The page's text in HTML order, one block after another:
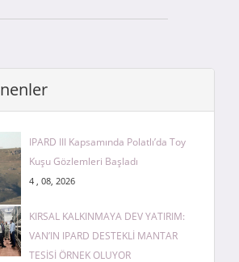
IPARD III Kapsamında Polatlı’da Toy
Kuşu Gözlemleri Başladı
4 , 08, 2026
KIRSAL KALKINMAYA DEV YATIRIM:
VAN’IN IPARD DESTEKLİ MANTAR
TESİSİ ÖRNEK OLUYOR